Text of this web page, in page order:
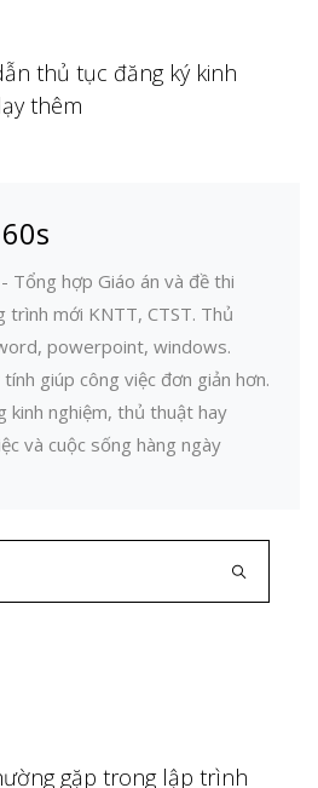
thủ tục đăng ký kinh
thêm
Tổng hợp Giáo án và đề thi
trình mới KNTT, CTST. Thủ
powerpoint, windows.
giúp công việc đơn giản hơn.
kinh nghiệm, thủ thuật hay
và cuộc sống hàng ngày
gặp trong lập trình